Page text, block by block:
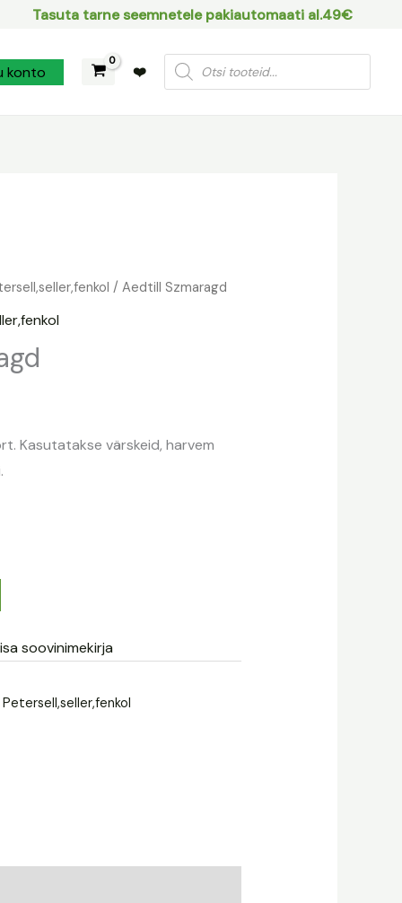
Tasuta tarne seemnetele pakiautomaati al.49€
konto ❤️
Products
search
/ Aedtill Szmaragd
Kasutatakse värskeid, harvem
soovinimekirja
Petersell,seller,fenkol